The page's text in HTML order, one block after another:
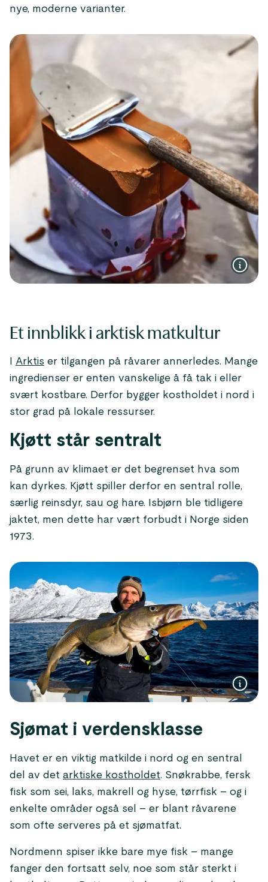
nye, moderne varianter.
Et innblikk i arktisk matkultur
Arktis er tilgangen på råvarer annerledes. Mange
ingredienser er enten vanskelige å få tak i eller
svært kostbare. Derfor bygger kostholdet i nord i
stor grad på lokale ressurser.
Kjøtt står sentralt
På grunn av klimaet er det begrenset hva som
kan dyrkes. Kjøtt spiller derfor en sentral rolle,
særlig reinsdyr, sau og hare. Isbjørn ble tidligere
jaktet, men dette har vært forbudt i Norge siden
1973.
Sjømat i verdensklasse
Havet er en viktig matkilde i nord og en sentral
del av det arktiske kostholdet. Snøkrabbe, fersk
fisk som sei, laks, makrell og hyse, tørrfisk – og i
enkelte områder også sel – er blant råvarene
som ofte serveres på et sjømatfat.
Nordmenn spiser ikke bare mye fisk – mange
fanger den fortsatt selv, noe som står sterkt i